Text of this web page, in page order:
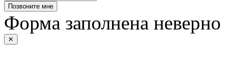
Позвоните мне
Форма заполнена неверно
✕